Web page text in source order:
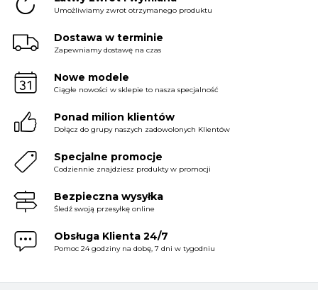
Umożliwiamy zwrot otrzymanego produktu
Dostawa w terminie
Zapewniamy dostawę na czas
Nowe modele
Ciągłe nowości w sklepie to nasza specjalność
Ponad milion klientów
Dołącz do grupy naszych zadowolonych Klientów
Specjalne promocje
Codziennie znajdziesz produkty w promocji
Bezpieczna wysyłka
Śledź swoją przesyłkę online
Obsługa Klienta 24/7
Pomoc 24 godziny na dobę, 7 dni w tygodniu